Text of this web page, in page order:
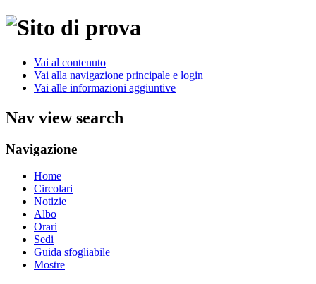
Vai al contenuto
Vai alla navigazione principale e login
Vai alle informazioni aggiuntive
Nav view search
Navigazione
Home
Circolari
Notizie
Albo
Orari
Sedi
Guida sfogliabile
Mostre